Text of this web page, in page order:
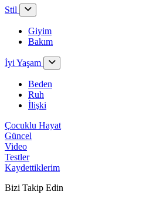
Stil
Giyim
Bakım
İyi Yaşam
Beden
Ruh
İlişki
Çocuklu Hayat
Güncel
Video
Testler
Kaydettiklerim
Bizi Takip Edin